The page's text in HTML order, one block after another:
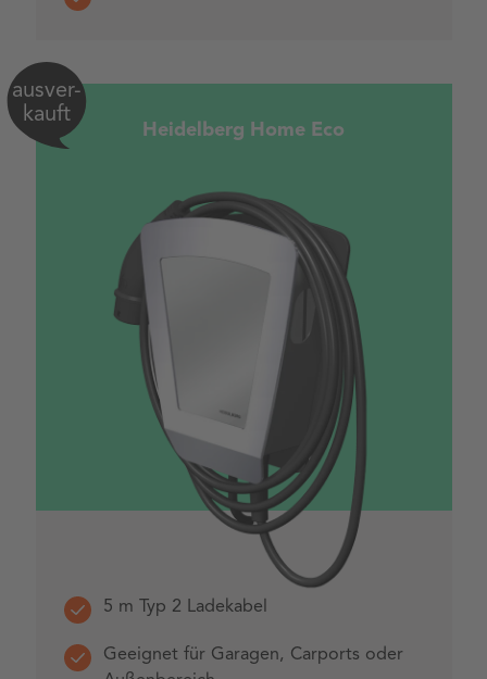
ausver-
kauft
Heidelberg Home Eco
5 m Typ 2 Ladekabel
Geeignet für Garagen, Carports oder